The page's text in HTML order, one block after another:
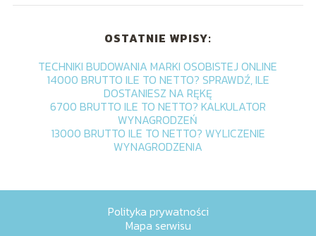
OSTATNIE WPISY:
TECHNIKI BUDOWANIA MARKI OSOBISTEJ ONLINE
14000 BRUTTO ILE TO NETTO? SPRAWDŹ, ILE
DOSTANIESZ NA RĘKĘ
6700 BRUTTO ILE TO NETTO? KALKULATOR
WYNAGRODZEŃ
13000 BRUTTO ILE TO NETTO? WYLICZENIE
WYNAGRODZENIA
Polityka prywatności
Mapa serwisu